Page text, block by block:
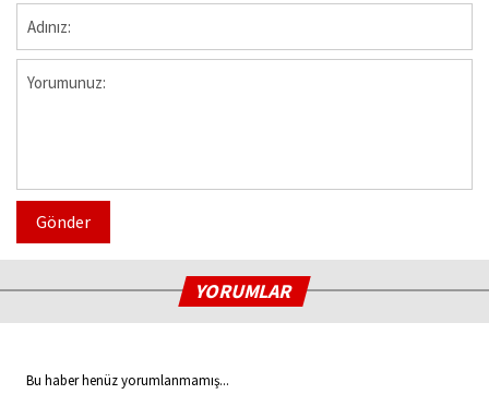
Gönder
YORUMLAR
Bu haber henüz yorumlanmamış...